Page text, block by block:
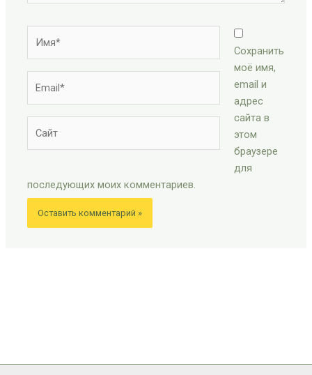
Сохранить
моё имя,
email и
адрес
сайта в
этом
браузере
для
последующих моих комментариев.